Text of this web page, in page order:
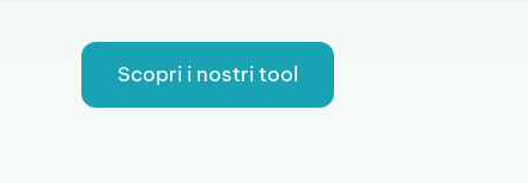
Scopri i nostri tool